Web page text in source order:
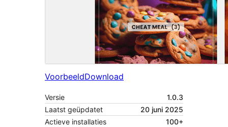
VoorbeeldDownload
Versie
1.0.3
Laatst geüpdatet
20 juni 2025
Actieve installaties
100+